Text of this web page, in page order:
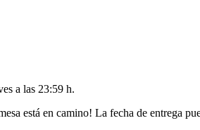
a las 23:59 h.
está en camino! La fecha de entrega